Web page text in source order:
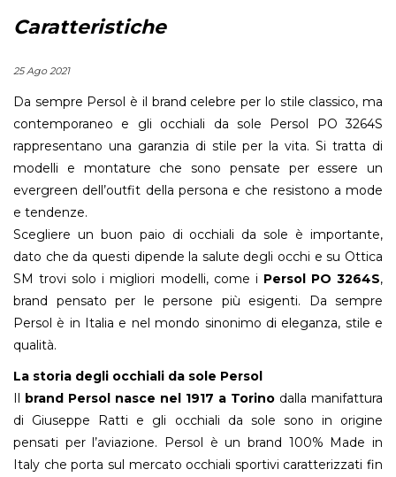
Caratteristiche
25 Ago 2021
Da sempre Persol è il brand celebre per lo stile classico, ma
contemporaneo e gli occhiali da sole Persol PO 3264S
rappresentano una garanzia di stile per la vita. Si tratta di
modelli e montature che sono pensate per essere un
evergreen dell’outfit della persona e che resistono a mode
e tendenze.
Scegliere un buon paio di occhiali da sole è importante,
dato che da questi dipende la salute degli occhi e su Ottica
SM trovi solo i migliori modelli, come i Persol PO 3264S,
brand pensato per le persone più esigenti. Da sempre
Persol è in Italia e nel mondo sinonimo di eleganza, stile e
qualità.
La storia degli occhiali da sole Persol
Il brand Persol nasce nel 1917 a Torino dalla manifattura
di Giuseppe Ratti e gli occhiali da sole sono in origine
pensati per l’aviazione. Persol è un brand 100% Made in
Italy che porta sul mercato occhiali sportivi caratterizzati fin